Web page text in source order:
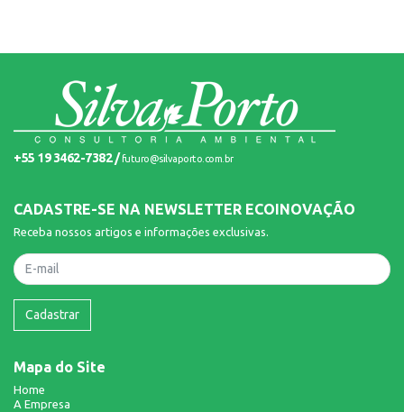
+55 19 3462-7382 /futuro@silvaporto.com.br
CADASTRE-SE NA NEWSLETTER ECOINOVAÇÃO
Receba nossos artigos e informações exclusivas.
Nome
Cadastrar
Mapa do Site
Home
A Empresa